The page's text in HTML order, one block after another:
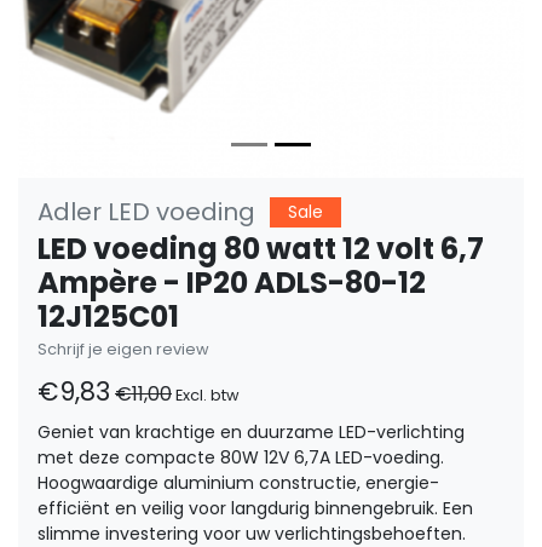
Adler LED voeding Sale
LED voeding 80 watt 12 volt 6,7
Ampère - IP20 ADLS-80-12
12J125C01
Schrijf je eigen review
€9,83 €11,00Excl. btw
Geniet van krachtige en duurzame LED-verlichting
met deze compacte 80W 12V 6,7A LED-voeding.
Hoogwaardige aluminium constructie, energie-
efficiënt en veilig voor langdurig binnengebruik. Een
slimme investering voor uw verlichtingsbehoeften.